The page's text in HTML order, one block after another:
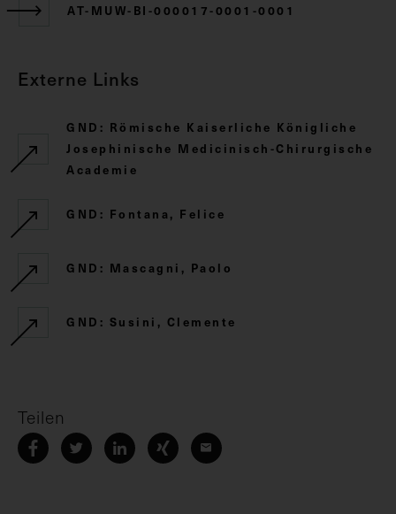
AT-MUW-BI-000017-0001-0001
Externe Links
GND: Römische Kaiserliche Königliche
Josephinische Medicinisch-Chirurgische
Academie
GND: Fontana, Felice
GND: Mascagni, Paolo
GND: Susini, Clemente
Teilen